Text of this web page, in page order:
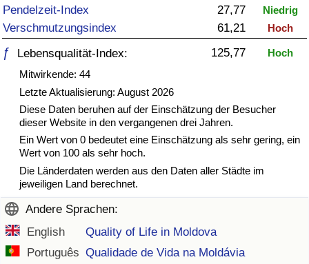
Pendelzeit-Index 27,77 Niedrig
Verschmutzungsindex 61,21 Hoch
ƒ Lebensqualität-Index: 125,77
Hoch
Mitwirkende: 44
Letzte Aktualisierung: August 2026
Diese Daten beruhen auf der Einschätzung der Besucher
dieser Website in den vergangenen drei Jahren.
Ein Wert von 0 bedeutet eine Einschätzung als sehr gering, ein
Wert von 100 als sehr hoch.
Die Länderdaten werden aus den Daten aller Städte im
jeweiligen Land berechnet.
Andere Sprachen:
English
Quality of Life in Moldova
Português Qualidade de Vida na Moldávia
Gesundheitsversorgungs-Index (aktuell)
Gesundheitsversorgungs-Index
Gesundheitsversorgungs-Index nach Land
Umweltverschmutzung
Umweltverschmutzungs-Index (aktuell)
Verschmutzungsindex
Umweltverschmutzungs-Index nach Land
Verkehr